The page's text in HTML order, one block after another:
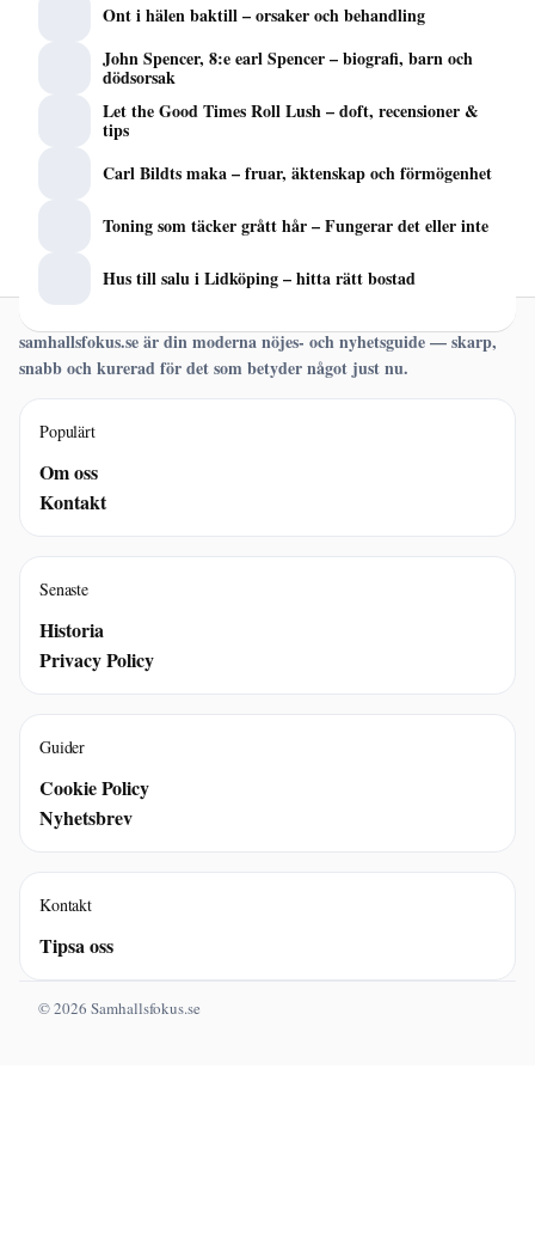
Ont i hälen baktill – orsaker och behandling
John Spencer, 8:e earl Spencer – biografi, barn och
dödsorsak
Let the Good Times Roll Lush – doft, recensioner &
tips
Carl Bildts maka – fruar, äktenskap och förmögenhet
Toning som täcker grått hår – Fungerar det eller inte
Hus till salu i Lidköping – hitta rätt bostad
samhallsfokus.se är din moderna nöjes- och nyhetsguide — skarp,
snabb och kurerad för det som betyder något just nu.
Populärt
Om oss
Kontakt
Senaste
Historia
Privacy Policy
Guider
Cookie Policy
Nyhetsbrev
Kontakt
Tipsa oss
© 2026 Samhallsfokus.se